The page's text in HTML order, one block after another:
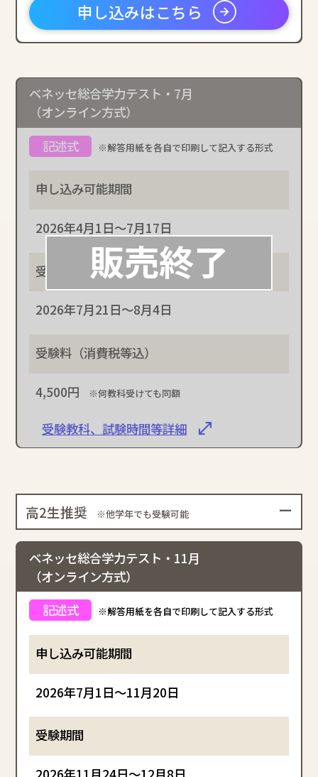
申し込みはこちら
ベネッセ総合学力テスト・7月
（オンライン方式）
※解答用紙を各自で印刷して記入する形式
2026年4月1日～7月17日
2026年7月21日～8月4日
4,500円 ※何教科受けても同額
受験教科、試験時間等詳細
高2生推奨 ※他学年でも受験可能
ベネッセ総合学力テスト・11月
（オンライン方式）
※解答用紙を各自で印刷して記入する形式
2026年7月1日～11月20日